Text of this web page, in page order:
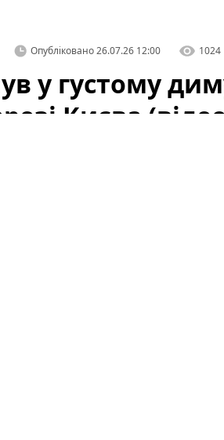
Опубліковано26.07.26 12:00 1024
у густому
Києва